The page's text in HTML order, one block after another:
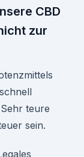
CBD
zur
teure
sein.